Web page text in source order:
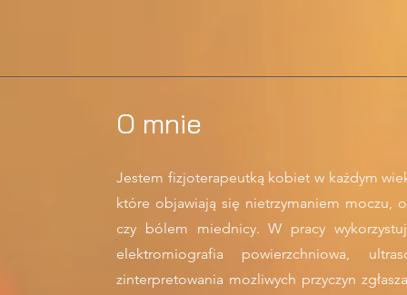
O mnie
Jestem fizjoterapeutką kobiet w każdym
które objawiają się nietrzymaniem moczu,
czy bólem miednicy. W pracy
elektromiografia powierzchniowa,
zinterpretowania mozliwych przyczyn